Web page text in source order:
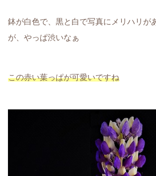
鉢が白色で、黒と白で写真にメリハリが
が、やっぱ渋いなぁ
この赤い葉っぱが可愛いですね